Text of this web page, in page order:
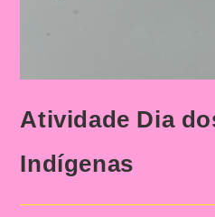
Atividade Dia
Indígenas